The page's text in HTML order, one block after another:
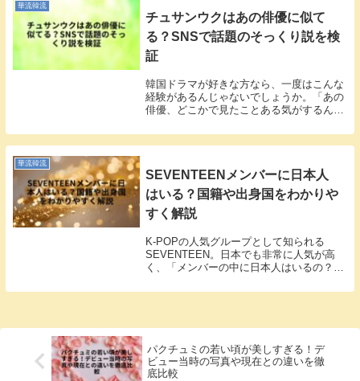
華流韓流
チュサンウクはあの俳優に似て
る？SNSで話題のそっくり説を検
証
韓国ドラマが好きな方なら、一度はこんな
経験があるんじゃないでしょうか。「あの
俳優、どこかで見たことある気がするんだ
たような雰囲気を持つ俳優が多く、ファン
の間で「そっくり説」が盛り上がることは
華流韓流
SEVENTEENメンバーに日本人
はいる？国籍や出身国をわかりや
すく解説
K-POPの人気グループとして知られる
SEVENTEEN。日本でも非常に人気が高
く、「メンバーの中に日本人はいるの？」
か。私も最初にグループを知ったとき、
パクチュミの若い頃が美しすぎる！デ
ビュー当時の写真や現在との違いを徹
底比較